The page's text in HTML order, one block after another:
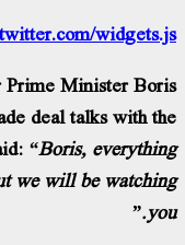
message for Prime
Brexit trade deal
Farage said:
but we